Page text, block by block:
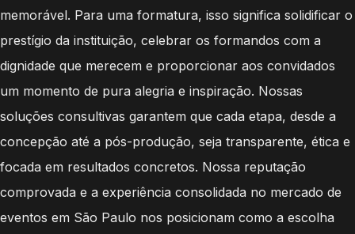
memorável. Para uma formatura, isso significa solidificar o
prestígio da instituição, celebrar os formandos com a
dignidade que merecem e proporcionar aos convidados
um momento de pura alegria e inspiração. Nossas
soluções consultivas garantem que cada etapa, desde a
concepção até a pós-produção, seja transparente, ética e
focada em resultados concretos. Nossa reputação
comprovada e a experiência consolidada no mercado de
eventos em São Paulo nos posicionam como a escolha